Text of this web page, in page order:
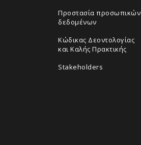
Προστασία προσωπικών
δεδομένων
Κώδικας Δεοντολογίας
και Καλής Πρακτικής
Stakeholders